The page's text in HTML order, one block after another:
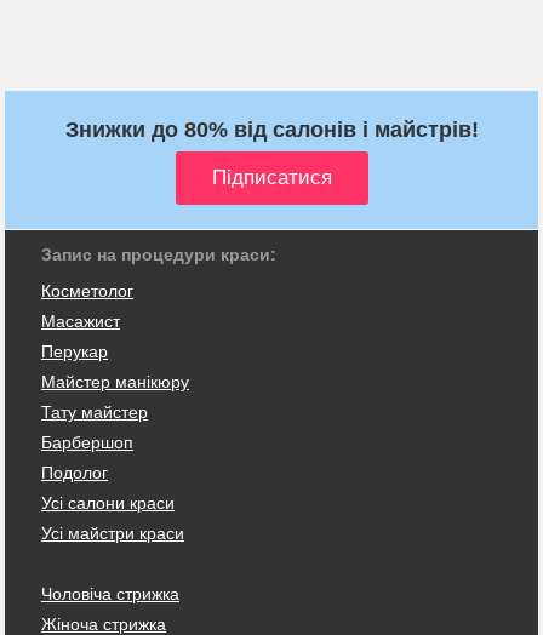
Знижки до 80% від салонів і майстрів!
Запис на процедури краси:
Косметолог
Масажист
Перукар
Майстер манікюру
Тату майстер
Барбершоп
Подолог
Усі салони краси
Усі майстри краси
Чоловіча стрижка
Жіноча стрижка